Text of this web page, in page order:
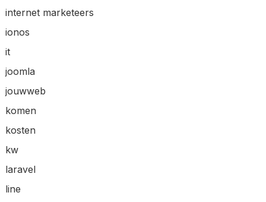
internet marketeers
ionos
it
joomla
jouwweb
komen
kosten
kw
laravel
line